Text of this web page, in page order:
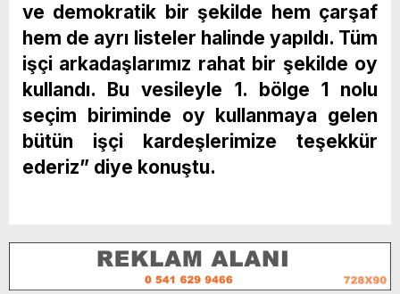
ve demokratik bir şekilde hem çarşaf
hem de ayrı listeler halinde yapıldı. Tüm
işçi arkadaşlarımız rahat bir şekilde oy
kullandı. Bu vesileyle 1. bölge 1 nolu
seçim biriminde oy kullanmaya gelen
bütün işçi kardeşlerimize teşekkür
ederiz” diye konuştu.